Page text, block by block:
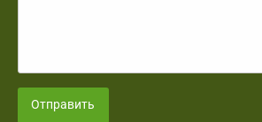
Отправить